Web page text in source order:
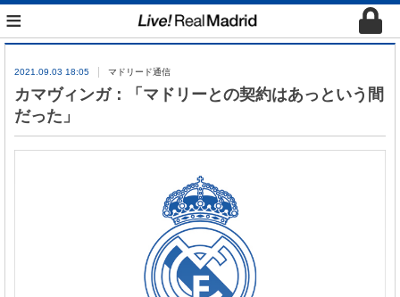
≡
2021.09.03 18:05 マドリード通信
カマヴィンガ：「マドリーとの契約はあっという間
だった」